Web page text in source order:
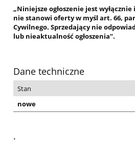
„Niniejsze ogłoszenie jest
nie stanowi oferty w myśl art. 66,
Cywilnego. Sprzedający nie
lub nieaktualność ogłoszenia”.
Dane techniczne
Stan
nowe
.